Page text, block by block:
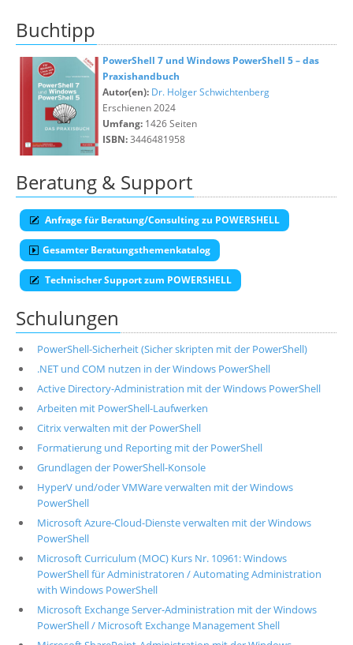
Buchtipp
PowerShell 7 und Windows PowerShell 5 – das
Praxishandbuch
Autor(en): Dr. Holger Schwichtenberg
Erschienen 2024
Umfang: 1426 Seiten
ISBN:3446481958
Beratung & Support
Anfrage für Beratung/Consulting zu POWERSHELL
Gesamter Beratungsthemenkatalog
Technischer Support zum POWERSHELL
Schulungen
PowerShell-Sicherheit (Sicher skripten mit der PowerShell)
.NET und COM nutzen in der Windows PowerShell
Active Directory-Administration mit der Windows PowerShell
Arbeiten mit PowerShell-Laufwerken
Citrix verwalten mit der PowerShell
Formatierung und Reporting mit der PowerShell
Grundlagen der PowerShell-Konsole
HyperV und/oder VMWare verwalten mit der Windows
PowerShell
Microsoft Azure-Cloud-Dienste verwalten mit der Windows
PowerShell
Microsoft Curriculum (MOC) Kurs Nr. 10961: Windows
PowerShell für Administratoren / Automating Administration
with Windows PowerShell
Microsoft Exchange Server-Administration mit der Windows
PowerShell / Microsoft Exchange Management Shell